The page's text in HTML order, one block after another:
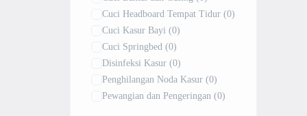
Cuci Headboard Tempat Tidur (0)
Cuci Kasur Bayi (0)
Cuci Springbed (0)
Disinfeksi Kasur (0)
Penghilangan Noda Kasur (0)
Pewangian dan Pengeringan (0)